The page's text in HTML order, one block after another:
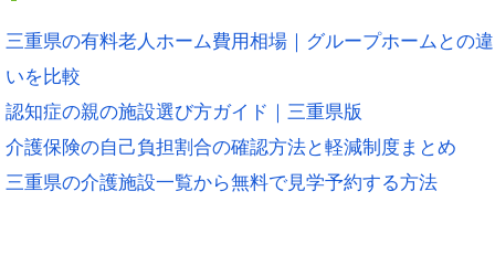
三重県の有料老人ホーム費用相場｜グループホームとの違
いを比較
認知症の親の施設選び方ガイド｜三重県版
介護保険の自己負担割合の確認方法と軽減制度まとめ
三重県の介護施設一覧から無料で見学予約する方法